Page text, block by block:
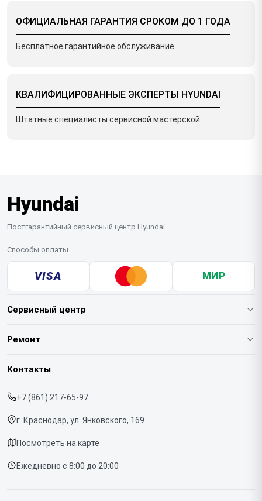
ОФИЦИАЛЬНАЯ ГАРАНТИЯ СРОКОМ ДО 1 ГОДА
Бесплатное гарантийное обслуживание
КВАЛИФИЦИРОВАННЫЕ ЭКСПЕРТЫ HYUNDAI
Штатные специалисты сервисной мастерской
Hyundai
Постгарантийный сервисный центр Hyundai
Способы оплаты
VISA МИР
Сервисный центр
О нашем сервисе
Срочный ремонт
Доставка и способы оплаты
Диагностика
Контакты
Ремонт
Варочных панелей
Контакты
+7 (861) 217-65-97
г. Краснодар, ул. Янковского, 169
Посмотреть на карте
Ежедневно с 8:00 до 20:00